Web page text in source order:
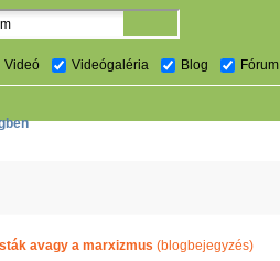
Videó Videógaléria Blog Fórum
avagy a marxizmus (blogbejegyzés)